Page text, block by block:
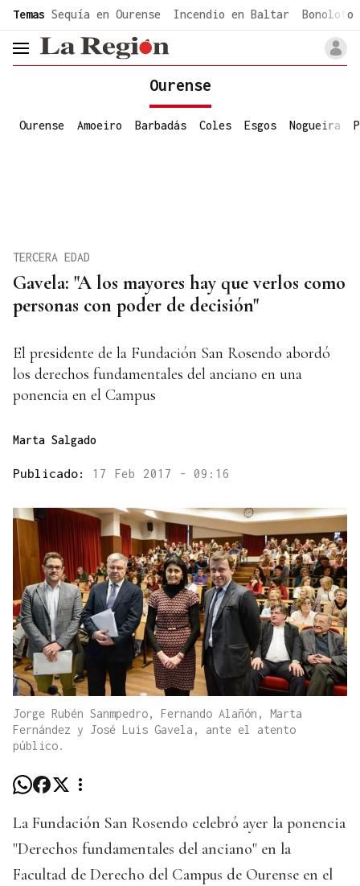
common.go-to-content
Temas Sequía en Ourense Incendio en Baltar Bonoloto
header.menu.open
Ourense
Ourense Amoeiro Barbadás Coles Esgos Nogueira
Gavela: "A los mayores hay que verlos como
personas con poder de decisión"
TERCERA EDAD
El presidente de la Fundación San Rosendo abordó
los derechos fundamentales del anciano en una
ponencia en el Campus
Marta Salgado
Publicado: 17 Feb 2017 - 09:16
Jorge Rubén Sanmpedro, Fernando Alañón, Marta
Fernández y José Luis Gavela, ante el atento
público.
La Fundación San Rosendo celebró ayer la ponencia
"Derechos fundamentales del anciano" en la
Facultad de Derecho del Campus de Ourense en el